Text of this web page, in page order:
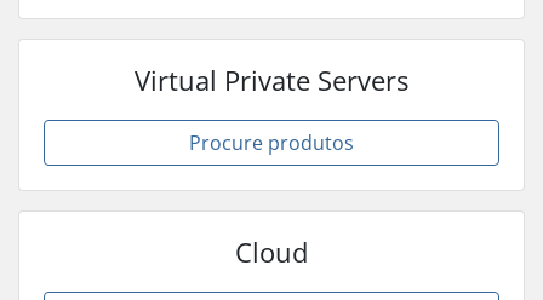
Virtual Private Servers
Procure produtos
Cloud